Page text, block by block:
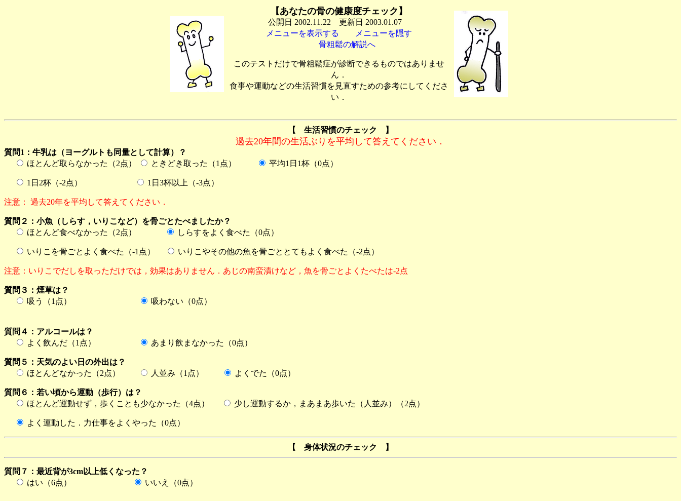
【あなたの骨の健康度チェック】
公開日 2002.11.22 更新日 2003.01.07
メニューを表示する
メニューを隠す
骨粗鬆の解説へ
このテストだけで骨粗鬆症が診断できるものではありませ
ん．
食事や運動などの生活習慣を見直すための参考にしてくださ
い．
【 生活習慣のチェック 】
過去20年間の生活ぶりを平均して答えてください．
質問1：牛乳は（ヨーグルトも同量として計算）？
ほとんど取らなかった（2点）
ときどき取った（1点） 平均1日1杯（0点）
1日2杯（-2点） 1日3杯以上（-3点）
注意： 過去20年を平均して答えてください．
質問２：小魚（しらす，いりこなど）を骨ごとたべましたか？
ほとんど食べなかった（2点）
しらすをよく食べた（0点）
いりこを骨ごとよく食べた（-1点） いりこやその他の魚を骨ごととてもよく食べた（-2点）
注意：いりこでだしを取っただけでは，効果はありません．あじの南蛮漬けなど，魚を骨ごとよくたべたは-2点
質問３：煙草は？
吸う（1点）
吸わない（0点）
質問４：アルコールは？
よく飲んだ（1点）
あまり飲まなかった（0点）
質問５：天気のよい日の外出は？
ほとんどなかった（2点）
人並み（1点） よくでた（0点）
質問６：若い頃から運動（歩行）は？
ほとんど運動せず，歩くことも少なかった（4点）
少し運動するか，まあまあ歩いた（人並み）（2点）
よく運動した．力仕事をよくやった（0点）
【 身体状況のチェック 】
質問７：最近背が3cm以上低くなった？
はい（6点）
いいえ（0点）